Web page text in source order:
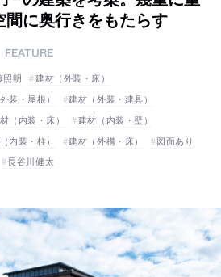
に奥行きをもたらす
FEATURE
照明
建材（外装・床）
装・屋根）
建材（外装・建具）
（内装・床）
建材（内装・壁）
内装・柱） 建材（外構・床）
図面あり
長谷川健太